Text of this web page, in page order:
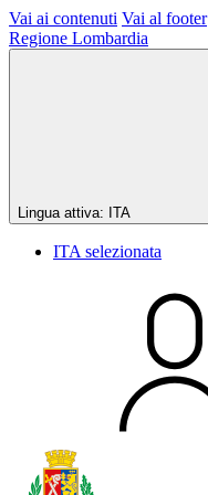
Vai ai contenuti Vai al footer
Regione Lombardia
Lingua attiva: ITA
ITA selezionata